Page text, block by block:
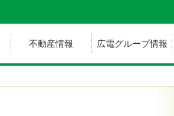
不動産情報 広電グループ情報